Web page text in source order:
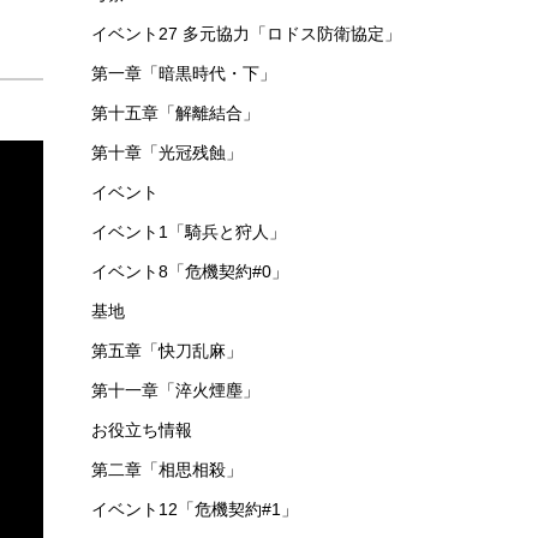
イベント27 多元協力「ロドス防衛協定」
第一章「暗黒時代・下」
第十五章「解離結合」
第十章「光冠残蝕」
イベント
イベント1「騎兵と狩人」
イベント8「危機契約#0」
基地
第五章「快刀乱麻」
第十一章「淬火煙塵」
お役立ち情報
第二章「相思相殺」
イベント12「危機契約#1」